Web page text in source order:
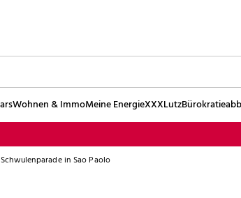
Wohnen & ImmoMeine EnergieXXXLutz
in Sao Paolo